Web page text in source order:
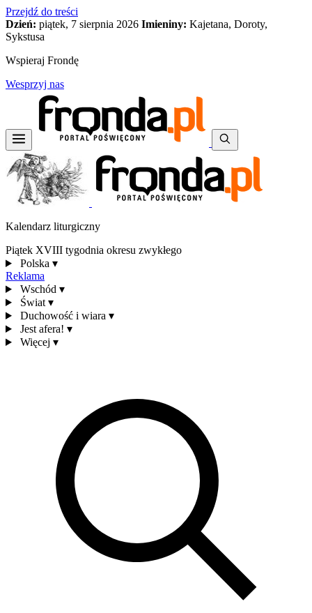
Przejdź do treści
Dzień: piątek, 7 sierpnia 2026 Imieniny: Kajetana, Doroty,
Sykstusa
Wspieraj Frondę
Wesprzyj nas
Kalendarz liturgiczny
Piątek XVIII tygodnia okresu zwykłego
Polska ▾
Reklama
Wschód ▾
Świat ▾
Duchowość i wiara ▾
Jest afera! ▾
Więcej ▾